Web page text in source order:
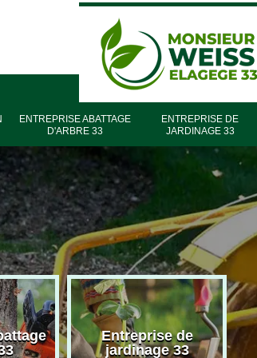
ENTREPRISE ABATTAGE
D'ARBRE 33
ENTREPRISE DE
JARDINAGE 33
Entreprise de
jardinage 33